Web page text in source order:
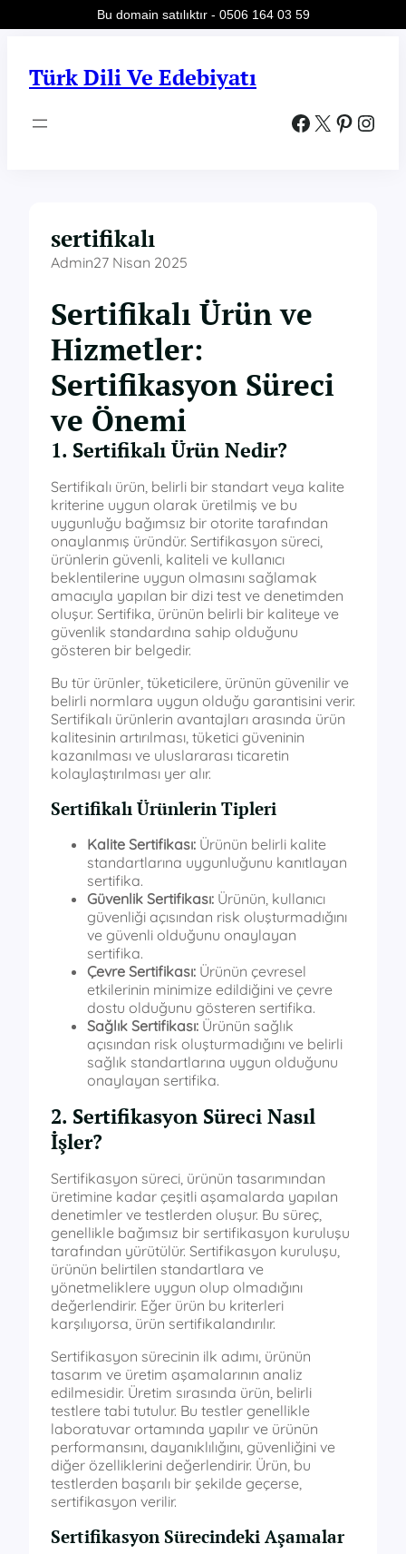
Türk Dili Ve Edebiyatı
Facebook X Pinterest Instagram
sertifikalı
Admin27 Nisan 2025
Sertifikalı Ürün ve
Hizmetler:
Sertifikasyon Süreci
ve Önemi
1. Sertifikalı Ürün Nedir?
Sertifikalı ürün, belirli bir standart veya kalite
kriterine uygun olarak üretilmiş ve bu
uygunluğu bağımsız bir otorite tarafından
onaylanmış üründür. Sertifikasyon süreci,
ürünlerin güvenli, kaliteli ve kullanıcı
beklentilerine uygun olmasını sağlamak
amacıyla yapılan bir dizi test ve denetimden
oluşur. Sertifika, ürünün belirli bir kaliteye ve
güvenlik standardına sahip olduğunu
gösteren bir belgedir.
Bu tür ürünler, tüketicilere, ürünün güvenilir ve
belirli normlara uygun olduğu garantisini verir.
Sertifikalı ürünlerin avantajları arasında ürün
kalitesinin artırılması, tüketici güveninin
kazanılması ve uluslararası ticaretin
kolaylaştırılması yer alır.
Sertifikalı Ürünlerin Tipleri
Kalite Sertifikası: Ürünün belirli kalite
standartlarına uygunluğunu kanıtlayan
sertifika.
Güvenlik Sertifikası: Ürünün, kullanıcı
güvenliği açısından risk oluşturmadığını
ve güvenli olduğunu onaylayan
sertifika.
Çevre Sertifikası: Ürünün çevresel
etkilerinin minimize edildiğini ve çevre
dostu olduğunu gösteren sertifika.
Sağlık Sertifikası: Ürünün sağlık
açısından risk oluşturmadığını ve belirli
sağlık standartlarına uygun olduğunu
onaylayan sertifika.
2. Sertifikasyon Süreci Nasıl
İşler?
Sertifikasyon süreci, ürünün tasarımından
üretimine kadar çeşitli aşamalarda yapılan
denetimler ve testlerden oluşur. Bu süreç,
genellikle bağımsız bir sertifikasyon kuruluşu
tarafından yürütülür. Sertifikasyon kuruluşu,
ürünün belirtilen standartlara ve
yönetmeliklere uygun olup olmadığını
değerlendirir. Eğer ürün bu kriterleri
karşılıyorsa, ürün sertifikalandırılır.
Sertifikasyon sürecinin ilk adımı, ürünün
tasarım ve üretim aşamalarının analiz
edilmesidir. Üretim sırasında ürün, belirli
testlere tabi tutulur. Bu testler genellikle
laboratuvar ortamında yapılır ve ürünün
performansını, dayanıklılığını, güvenliğini ve
diğer özelliklerini değerlendirir. Ürün, bu
testlerden başarılı bir şekilde geçerse,
sertifikasyon verilir.
Sertifikasyon Sürecindeki Aşamalar
Bu domain satılıktır - 0506 164 03 59